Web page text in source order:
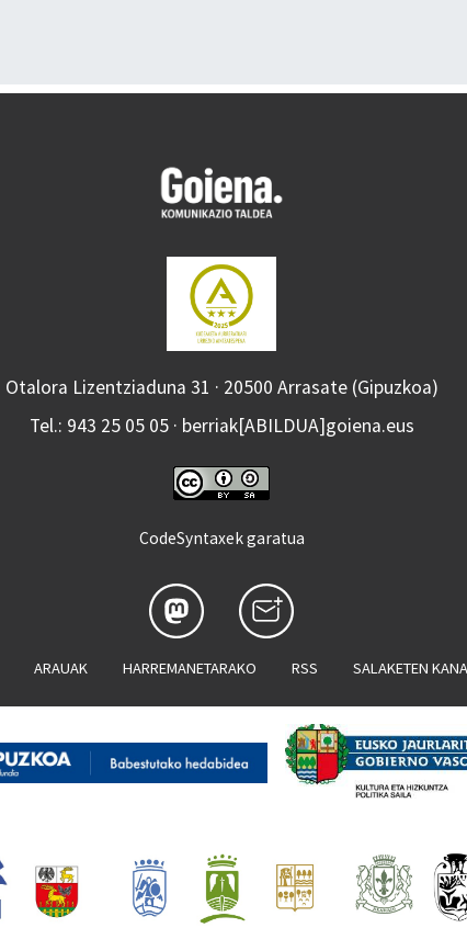
Otalora Lizentziaduna 31 · 20500 Arrasate (Gipuzkoa)
Tel.: 943 25 05 05 · berriak[ABILDUA]goiena.eus
CodeSyntaxek garatua
ARAUAK HARREMANETARAKO RSS SALAKETEN